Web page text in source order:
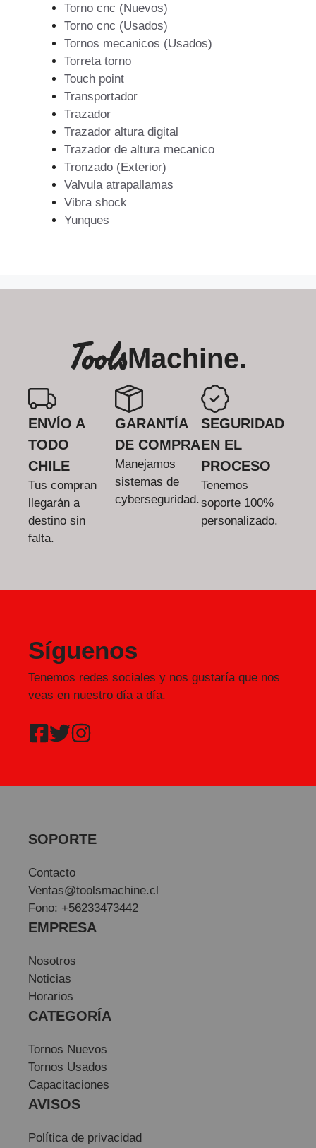
Torno cnc (Nuevos)
Torno cnc (Usados)
Tornos mecanicos (Usados)
Torreta torno
Touch point
Transportador
Trazador
Trazador altura digital
Trazador de altura mecanico
Tronzado (Exterior)
Valvula atrapallamas
Vibra shock
Yunques
ToolsMachine.
ENVÍO A
TODO
CHILE
Tus compran
llegarán a
destino sin
falta.
GARANTÍA
DE COMPRA
Manejamos
sistemas de
cyberseguridad.
SEGURIDAD
EN EL
PROCESO
Tenemos
soporte 100%
personalizado.
Síguenos
Tenemos redes sociales y nos gustaría que nos
veas en nuestro día a día.
SOPORTE
Contacto
Ventas@toolsmachine.cl
Fono: +56233473442
EMPRESA
Nosotros
Noticias
Horarios
CATEGORÍA
Tornos Nuevos
Tornos Usados
Capacitaciones
AVISOS
Política de privacidad